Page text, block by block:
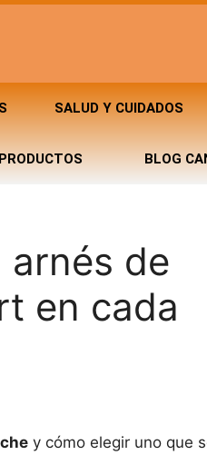
SALUD Y CUIDADOS
PRODUCTOS BLOG
arnés de
en cada
y cómo elegir uno que